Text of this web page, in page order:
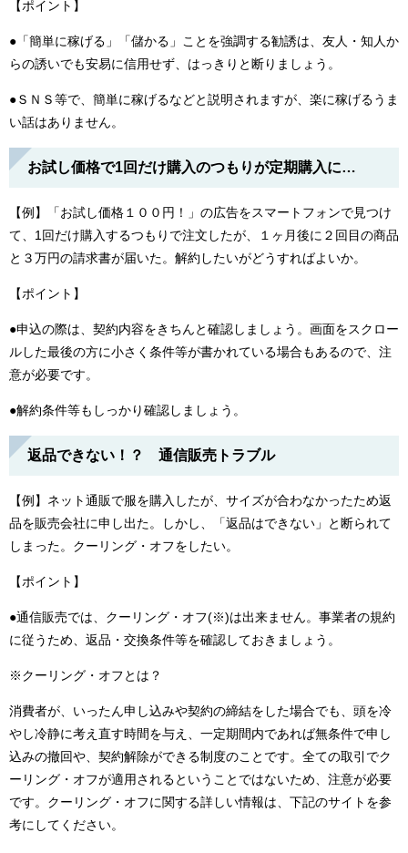
【ポイント】
●「簡単に稼げる」「儲かる」ことを強調する勧誘は、友人・知人か
らの誘いでも安易に信用せず、はっきりと断りましょう。
●ＳＮＳ等で、簡単に稼げるなどと説明されますが、楽に稼げるうま
い話はありません。
お試し価格で1回だけ購入のつもりが定期購入に…
【例】「お試し価格１００円！」の広告をスマートフォンで見つけ
て、1回だけ購入するつもりで注文したが、１ヶ月後に２回目の商品
と３万円の請求書が届いた。解約したいがどうすればよいか。
【ポイント】
●申込の際は、契約内容をきちんと確認しましょう。画面をスクロー
ルした最後の方に小さく条件等が書かれている場合もあるので、注
意が必要です。
●解約条件等もしっかり確認しましょう。
返品できない！？ 通信販売トラブル
【例】ネット通販で服を購入したが、サイズが合わなかったため返
品を販売会社に申し出た。しかし、「返品はできない」と断られて
しまった。クーリング・オフをしたい。
【ポイント】
●通信販売では、クーリング・オフ(※)は出来ません。事業者の規約
に従うため、返品・交換条件等を確認しておきましょう。
※クーリング・オフとは？
消費者が、いったん申し込みや契約の締結をした場合でも、頭を冷
やし冷静に考え直す時間を与え、一定期間内であれば無条件で申し
込みの撤回や、契約解除ができる制度のことです。全ての取引でク
ーリング・オフが適用されるということではないため、注意が必要
です。クーリング・オフに関する詳しい情報は、下記のサイトを参
考にしてください。